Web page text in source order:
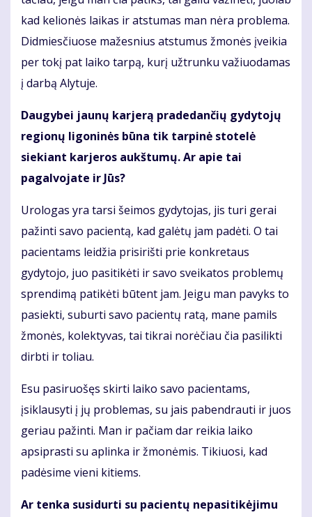
kad kelionės laikas ir atstumas man nėra problema.
Didmiesčiuose mažesnius atstumus žmonės įveikia
per tokį pat laiko tarpą, kurį užtrunku važiuodamas
į darbą Alytuje.
Daugybei jaunų karjerą pradedančių gydytojų
regionų ligoninės būna tik tarpinė stotelė
siekiant karjeros aukštumų. Ar apie tai
pagalvojate ir Jūs?
Urologas yra tarsi šeimos gydytojas, jis turi gerai
pažinti savo pacientą, kad galėtų jam padėti. O tai
pacientams leidžia prisirišti prie konkretaus
gydytojo, juo pasitikėti ir savo sveikatos problemų
sprendimą patikėti būtent jam. Jeigu man pavyks to
pasiekti, suburti savo pacientų ratą, mane pamils
žmonės, kolektyvas, tai tikrai norėčiau čia pasilikti
dirbti ir toliau.
Esu pasiruošęs skirti laiko savo pacientams,
įsiklausyti į jų problemas, su jais pabendrauti ir juos
geriau pažinti. Man ir pačiam dar reikia laiko
apsiprasti su aplinka ir žmonėmis. Tikiuosi, kad
padėsime vieni kitiems.
Ar tenka susidurti su pacientų nepasitikėjimu